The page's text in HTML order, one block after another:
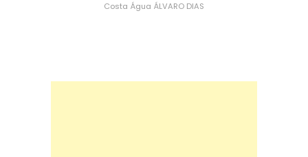
Costa Água ÁLVARO DIAS